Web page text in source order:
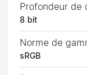
Profondeur de
8 bit
Norme de
sRGB